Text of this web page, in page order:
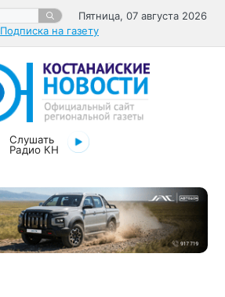
Пятница, 07 августа 2026
Подписка на газету
Слушать
Радио КН